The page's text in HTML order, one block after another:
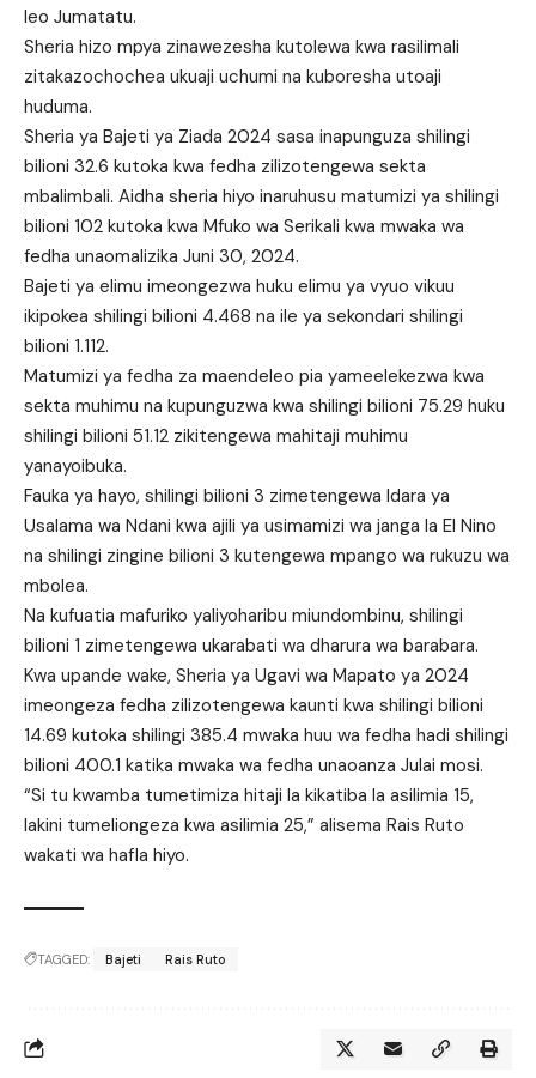
leo Jumatatu.
Sheria hizo mpya zinawezesha kutolewa kwa rasilimali
zitakazochochea ukuaji uchumi na kuboresha utoaji
huduma.
Sheria ya Bajeti ya Ziada 2024 sasa inapunguza shilingi
bilioni 32.6 kutoka kwa fedha zilizotengewa sekta
mbalimbali. Aidha sheria hiyo inaruhusu matumizi ya shilingi
bilioni 102 kutoka kwa Mfuko wa Serikali kwa mwaka wa
fedha unaomalizika Juni 30, 2024.
Bajeti ya elimu imeongezwa huku elimu ya vyuo vikuu
ikipokea shilingi bilioni 4.468 na ile ya sekondari shilingi
bilioni 1.112.
Matumizi ya fedha za maendeleo pia yameelekezwa kwa
sekta muhimu na kupunguzwa kwa shilingi bilioni 75.29 huku
shilingi bilioni 51.12 zikitengewa mahitaji muhimu
yanayoibuka.
Fauka ya hayo, shilingi bilioni 3 zimetengewa Idara ya
Usalama wa Ndani kwa ajili ya usimamizi wa janga la El Nino
na shilingi zingine bilioni 3 kutengewa mpango wa rukuzu wa
mbolea.
Na kufuatia mafuriko yaliyoharibu miundombinu, shilingi
bilioni 1 zimetengewa ukarabati wa dharura wa barabara.
Kwa upande wake, Sheria ya Ugavi wa Mapato ya 2024
imeongeza fedha zilizotengewa kaunti kwa shilingi bilioni
14.69 kutoka shilingi 385.4 mwaka huu wa fedha hadi shilingi
bilioni 400.1 katika mwaka wa fedha unaoanza Julai mosi.
“Si tu kwamba tumetimiza hitaji la kikatiba la asilimia 15,
lakini tumeliongeza kwa asilimia 25,” alisema Rais Ruto
wakati wa hafla hiyo.
TAGGED: Bajeti Rais Ruto